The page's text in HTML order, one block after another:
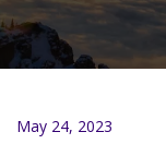
May 24, 2023